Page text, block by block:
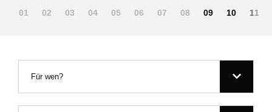
01 02 03 04 05 06 07 08 09 10 11
Für wen?